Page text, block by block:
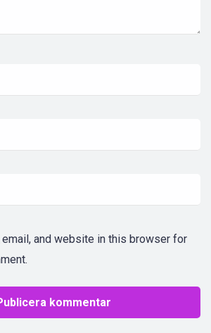
email, and website in this browser for